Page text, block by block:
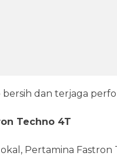
bersih dan terjaga
Techno 4T
Pertamina